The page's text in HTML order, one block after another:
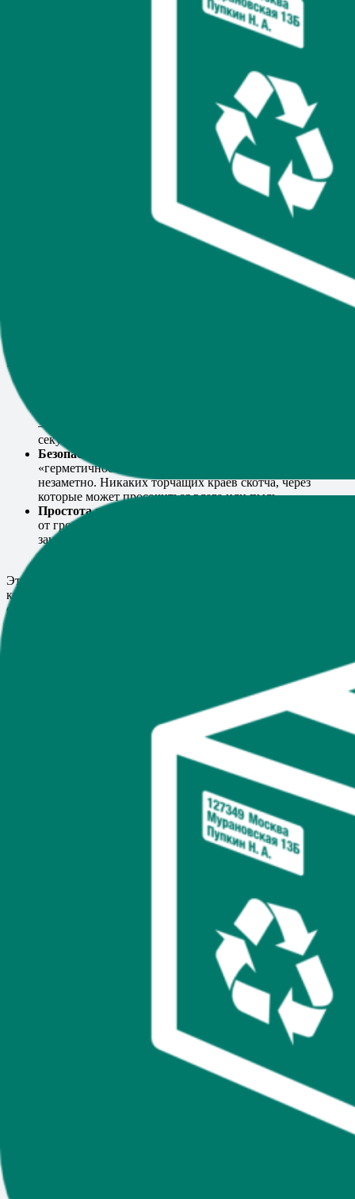
размера пакетов до тонкостей экологичных материалов. Будет
ярко, вовлекающе и очень по делу — ведь мы стремимся
максимально вдохновить вас на перемены и помочь вашему
1. Что такое пакеты с отрывной лентой и почему
Пакетами с отрывной
, представьте себе обычный пластиковый пакет, но на
порядок удобнее и функциональнее. На верхней части такого
пакета есть специальный клапан с самоклеящейся лентой, а
поверх неё — защитная полоса, которую легко снять. При
этом сам клапан довольно прочный, так что никаких
дополнительных скотчей и степлеров вам не
Благодаря такой конструкции,Пакеты с
закрываются буквально за пару секунд. Их
плотный материал защищает содержимое от влаги, грязи,
1.2. Почему это решение стало столь популярным
— готово. В разгар сезонных распродаж, когда каждая
секунда дорога, это особенно важно.
Безопасность отправления.
«герметичности», ведь такой пакет трудно вскрыть
незаметно. Никаких торчащих краёв скотча, через
которые может просочиться влага или пыль.
Простота в хранении и транспортировке.
от громоздких коробок,
занимают много места на складе и в багажном
отделении курьера.
Эти три фактора, пожалуй, наиболее значимые для бизнеса,
который стремится сократить расходы и улучшить качество
обслуживания клиентов. Но это лишь верхушка айсберга —
2.1. Скорость как конкурентное преимущество
Сегодня покупатели больше не готовы ждать. Даже пара
лишних дней в ожидании заказа может стать причиной отказа
от покупки. Поэтому для интернет-магазинов быстрота
обработки и отправки заказов — вопрос выживания.
Пакеты
позволяют свести время упаковки к
Не нужно обрезать скотч,
искать ножницы или складывать коробку. Специальная
Огромный выбор
маленькие аксессуары, так и крупные предметы (при
условии выбора плотного материала).
Упрощённый процесс обучения персонала.Новые
сотрудники буквально за полдня осваивают все
тонкости запечатывания таких пакетов, ведь алгоритм
2.2. Защита товаров: сохраните хорошее имя бренда
Одна из главных «болей» интернет-магазинов —
повреждение товаров в пути. Нет ничего более удручающего,
чем возвраты из-за треснувшей косметики или помятых
коробок с гаджетами. А ведь при этом страдает и репутация